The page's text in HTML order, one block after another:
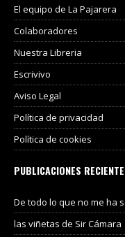
El equipo de La Pajarera
Colaboradores
Nuestra Libreria
Escrivivo
Aviso Legal
Política de privacidad
Política de cookies
PUBLICACIONES
De todo lo que no me ha
las viñetas de Sir Cámara